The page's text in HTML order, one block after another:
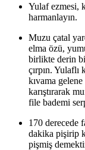
Yulaf ezmesi,
harmanlayın.
Muzu çatal
elma özü,
birlikte derin
çırpın. Yulaflı
kıvama
karıştırarak
file bademi
170 derecede
dakika pişirip
pişmiş